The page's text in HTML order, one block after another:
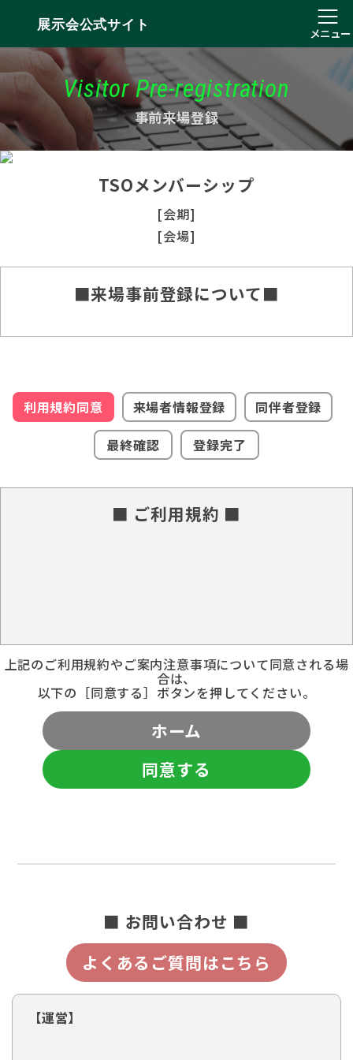
展示会公式サイト
メニュー
Visitor Pre-registration
事前来場登録
TSOメンバーシップ
[会期]
[会場]
■来場事前登録について■
利用規約同意 来場者情報登録
同伴者登録
最終確認
登録完了
■ ご利用規約 ■
上記のご利用規約やご案内注意事項について同意される場
合は、
以下の［同意する］ボタンを押してください。
ホーム
同意する
■ お問い合わせ ■
よくあるご質問はこちら
【運営】